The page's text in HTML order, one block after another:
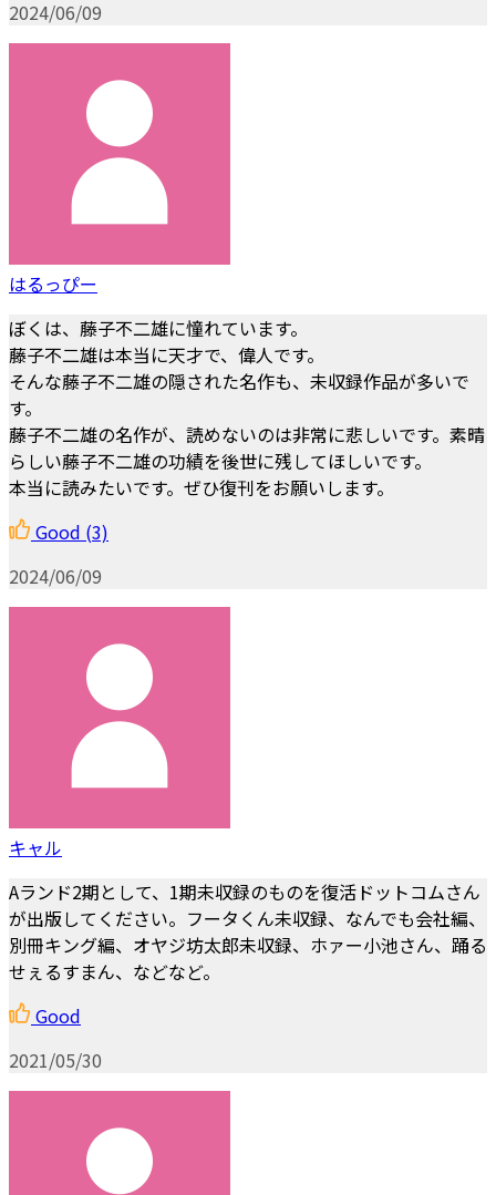
2024/06/09
はるっぴー
ぼくは、藤子不二雄に憧れています。
藤子不二雄は本当に天才で、偉人です。
そんな藤子不二雄の隠された名作も、未収録作品が多いで
す。
藤子不二雄の名作が、読めないのは非常に悲しいです。素晴
らしい藤子不二雄の功績を後世に残してほしいです。
本当に読みたいです。ぜひ復刊をお願いします。
Good (3)
2024/06/09
キャル
Aランド2期として、1期未収録のものを復活ドットコムさん
が出版してください。フータくん未収録、なんでも会社編、
別冊キング編、オヤジ坊太郎未収録、ホァー小池さん、踊る
せぇるすまん、などなど。
Good
2021/05/30